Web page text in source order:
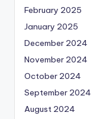
February 2025
January 2025
December 2024
November 2024
October 2024
September 2024
August 2024